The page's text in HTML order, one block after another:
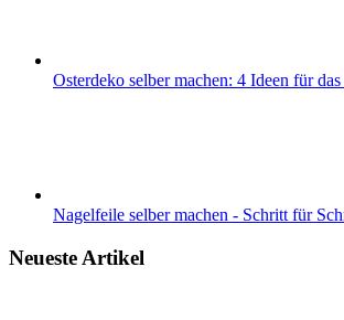
Osterdeko selber machen: 4 Ideen für
Nagelfeile selber machen - Schritt für
Neueste Artikel